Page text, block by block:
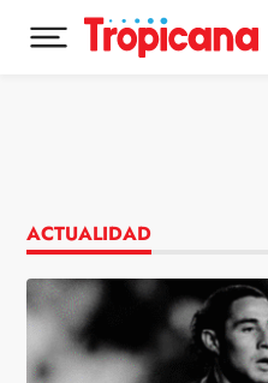
Desplegar menú principal
ACTUALIDAD